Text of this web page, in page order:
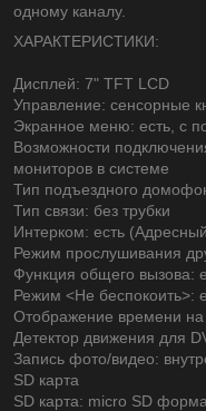
одному каналу.
ХАРАКТЕРИСТИКИ:
Дисплей: 7" TFT LCD
Управление: сенсорные
Экранное меню: есть, с
Возможности
мониторов в системе
Тип подъездного
Тип связи: без трубки
Интерком: есть
Режим прослушивания
Функция общего вызова:
Режим <Не беспокоить>:
Отображение времени на
Детектор движения для
Запись фото/видео:
SD карта
SD карта: micro SD